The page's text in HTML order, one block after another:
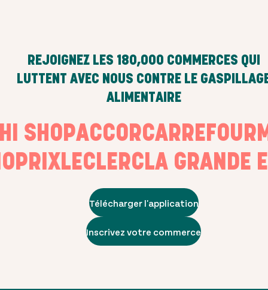
REJOIGNEZ LES 180,000 COMMERCES QUI
LUTTENT AVEC NOUS CONTRE LE
ALIMENTAIRE
SHOPACCOR
LECLERCLA GRANDE
Télécharger l'application
Inscrivez votre commerce